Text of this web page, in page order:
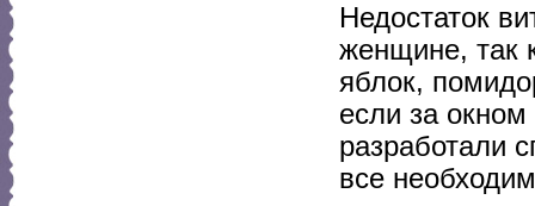
Недостаток
женщине, так
яблок,
если за
разработали
все